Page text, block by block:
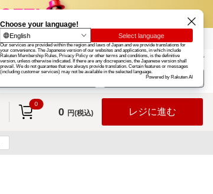
楽天グループ カード
お知らせ ヘルプ
ログイン
0
0 円(税込) レジに進む